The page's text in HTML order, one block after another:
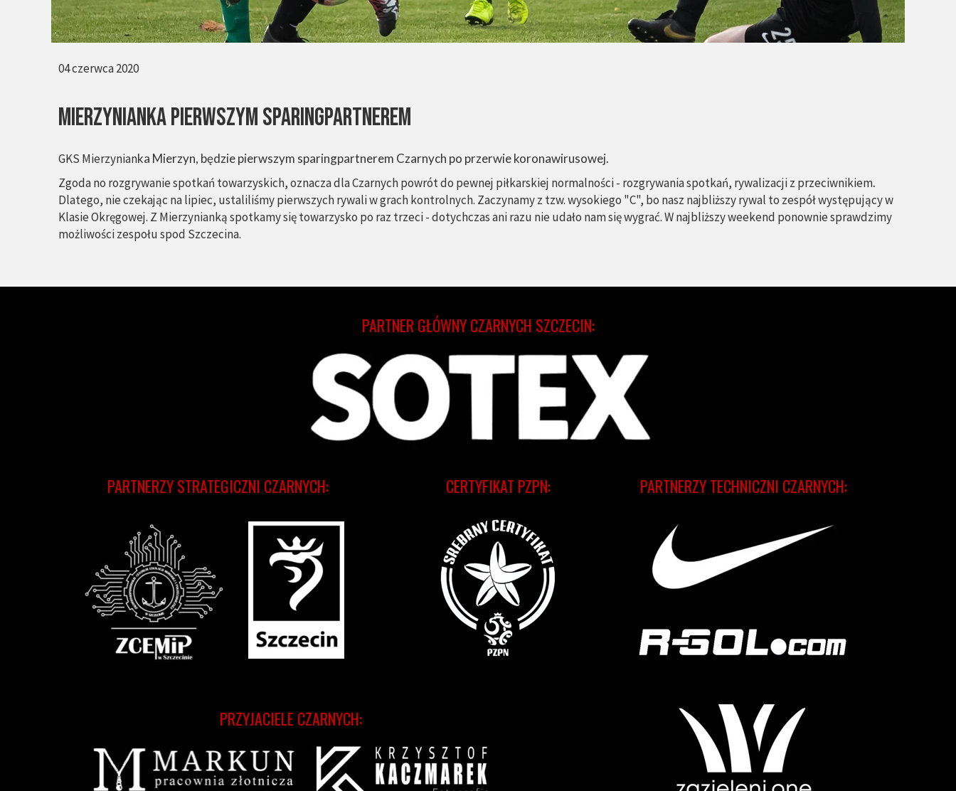
GKS Mierzynianka Mierzyn, będzie pierwszym sparingpartnerem Czarnych po przerwie koronawirusowej.
Zgoda no rozgrywanie spotkań towarzyskich, oznacza dla Czarnych powrót do pewnej piłkarskiej normalności - rozgrywania spotkań, rywalizacji z przeciwnikiem.
Dlatego, nie czekając na lipiec, ustaliliśmy pierwszych rywali w grach kontrolnych. Zaczynamy z tzw. wysokiego "C", bo nasz najbliższy rywal to zespół występujący w
Klasie Okręgowej. Z Mierzynianką spotkamy się towarzysko po raz trzeci - dotychczas ani razu nie udało nam się wygrać. W najbliższy weekend ponownie sprawdzimy
możliwości zespołu spod Szczecina.
mierzynianka pierwszym sparingpartnerem
04 czerwca 2020
WYNIKI
CERTYFIKAT PZPN:
PRZYJACIELE CZARNYCH:
PARTNERZY TECHNICZNI CZARNYCH:
PARTNERZY STRATEGICZNI CZARNYCH:
PARTNER GŁÓWNY CZARNYCH SZCZECIN: